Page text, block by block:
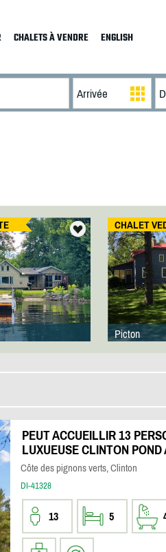
CHALETS À VENDRE ENGLISH
CHALET
Picton
PEUT ACCUEILLIR 13
LUXUEUSE CLINTON
Côte des pignons verts, Clinton
DI-41328
13 5